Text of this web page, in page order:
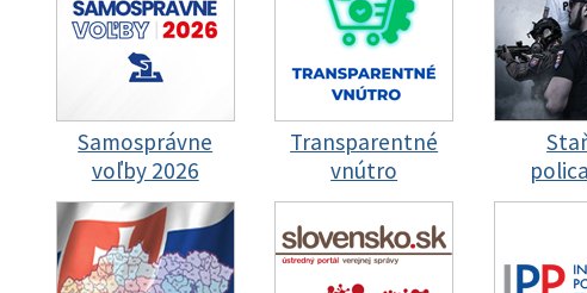
Samosprávne
voľby 2026
Transparentné
vnútro